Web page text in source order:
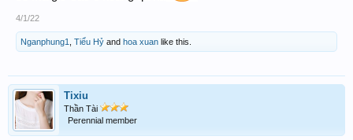
4/1/22
Nganphung1 Tiểu Hỷ and hoa xuan like this.
Tixiu
Thần Tài
Perennial member